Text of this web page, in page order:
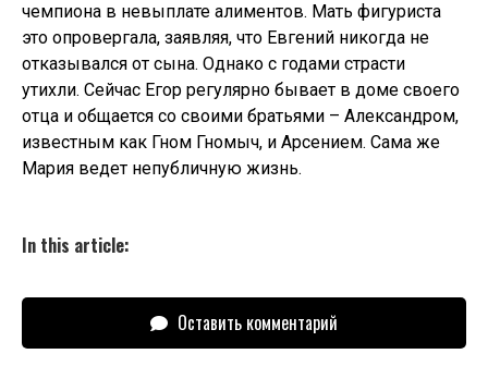
чемпиона в невыплате алиментов. Мать фигуриста
это опровергала, заявляя, что Евгений никогда не
отказывался от сына. Однако с годами страсти
утихли. Сейчас Егор регулярно бывает в доме своего
отца и общается со своими братьями – Александром,
известным как Гном Гномыч, и Арсением. Сама же
Мария ведет непубличную жизнь.
In this article:
Оставить комментарий